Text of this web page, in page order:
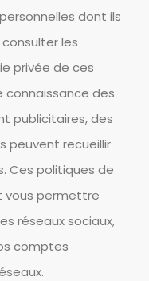
dont ils
les
privée de ces
connaissance des
publicitaires, des
peuvent recueillir
Ces politiques de
permettre
réseaux sociaux,
comptes